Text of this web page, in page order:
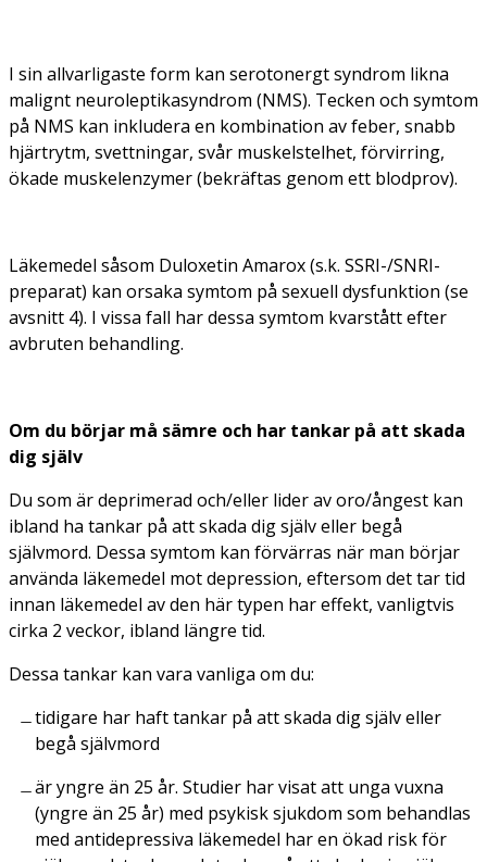
I sin allvarligaste form kan serotonergt syndrom likna
malignt neuroleptikasyndrom (NMS). Tecken och symtom
på NMS kan inkludera en kombination av feber, snabb
hjärtrytm, svettningar, svår muskelstelhet, förvirring,
ökade muskelenzymer (bekräftas genom ett blodprov).
Läkemedel såsom Duloxetin Amarox (s.k. SSRI-/SNRI-
preparat) kan orsaka symtom på sexuell dysfunktion (se
avsnitt 4). I vissa fall har dessa symtom kvarstått efter
avbruten behandling.
Om du börjar må sämre och har tankar på att skada
dig själv
Du som är deprimerad och/eller lider av oro/ångest kan
ibland ha tankar på att skada dig själv eller begå
självmord. Dessa symtom kan förvärras när man börjar
använda läkemedel mot depression, eftersom det tar tid
innan läkemedel av den här typen har effekt, vanligtvis
cirka 2 veckor, ibland längre tid.
Dessa tankar kan vara vanliga om du:
tidigare har haft tankar på att skada dig själv eller
begå självmord
är yngre än 25 år. Studier har visat att unga vuxna
(yngre än 25 år) med psykisk sjukdom som behandlas
med antidepressiva läkemedel har en ökad risk för